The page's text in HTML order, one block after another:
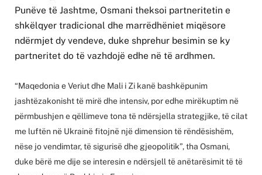
Punëve të Jashtme, Osmani theksoi partneritetin e
shkëlqyer tradicional dhe marrëdhëniet miqësore
ndërmjet dy vendeve, duke shprehur besimin se ky
partneritet do të vazhdojë edhe në të ardhmen.
“Maqedonia e Veriut dhe Mali i Zi kanë bashkëpunim
jashtëzakonisht të mirë dhe intensiv, por edhe mirëkuptim në
përmbushjen e qëllimeve tona të ndërsjella strategjike, të cilat
me luftën në Ukrainë fitojnë një dimension të rëndësishëm,
nëse jo vendimtar, të sigurisë dhe gjeopolitik”, tha Osmani,
duke bërë me dije se interesin e ndërsjell të anëtarësimit të të